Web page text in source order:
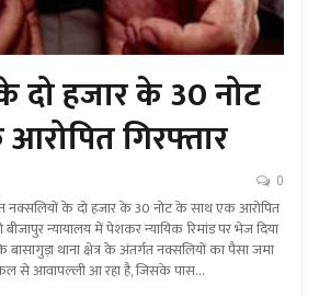
दो हजार के 30 नोट
गिरफ्तार
0
नक्सलियों के दो हजार के 30 नोट के साथ एक आरोपित
न्यायालय में पेशकर न्यायिक रिमांड पर भेज दिया
थाना क्षेत्र के अंतर्गत नक्सलियों का पैसा जमा
से आवापल्ली आ रहा है, जिसके पास…